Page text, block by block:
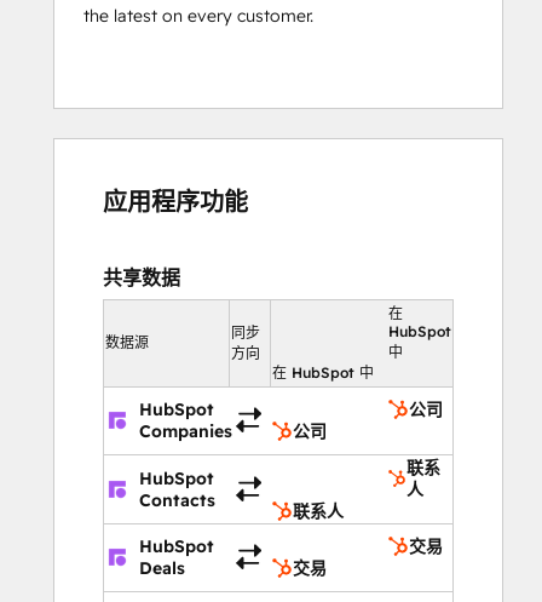
the latest on every customer.
应用程序功能
共享数据
数据源
同步
方向
在
HubSpot
中
在 HubSpot 中
HubSpot
Companies
公司
公司
HubSpot
Contacts
联系
人
联系人
HubSpot
Deals
交易
交易